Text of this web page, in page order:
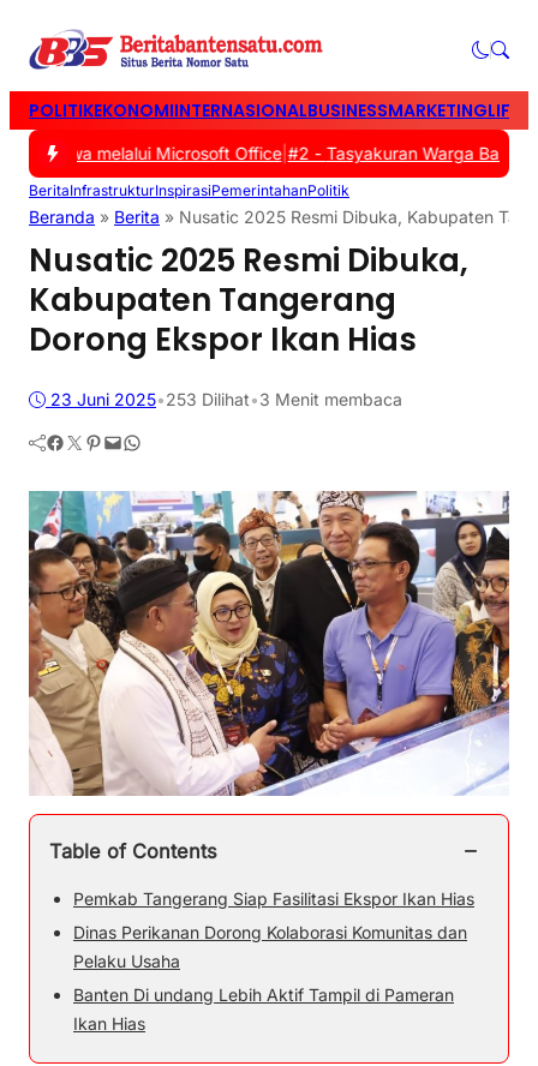
POLITIKEKONOMIINTERNASIONALBUSINESSMARKETING
Siswa melalui Microsoft Office|#2 -Tasyakuran Warga Baru
BeritaInfrastrukturInspirasiPemerintahanPolitik
Beranda » Berita » Nusatic 2025 Resmi Dibuka, Kabupaten
Nusatic 2025 Resmi Dibuka,
Kabupaten Tangerang
Dorong Ekspor Ikan Hias
23 Juni 2025•253 Dilihat•3 Menit membaca
Facebook Twitter Pinterest Mail WhatsApp
Table of Contents −
Pemkab Tangerang Siap Fasilitasi Ekspor Ikan Hias
Dinas Perikanan Dorong Kolaborasi Komunitas dan
Pelaku Usaha
Banten Di undang Lebih Aktif Tampil di Pameran
Ikan Hias